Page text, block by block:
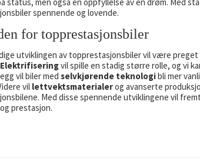
spennende og lovende.
for topprestasjonsbiler
utviklingen av topprestasjonsbiler vil være
Elektrifiseringvil spille en stadig større rolle, og vi
vil biler med selvkjørende teknologibli mer
vil lettvektsmaterialerog avanserte
Med disse spennende utviklingene vil
prestasjon.